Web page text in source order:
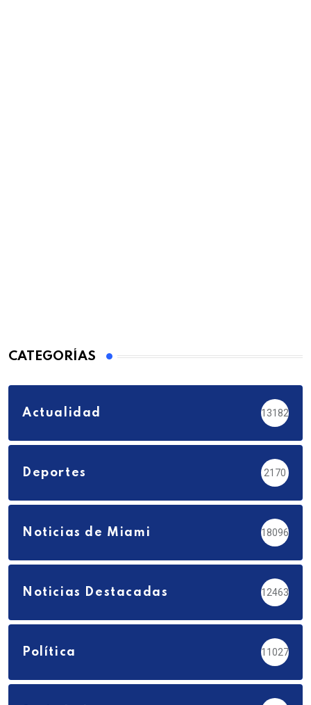
CATEGORÍAS
Actualidad 13182
Deportes 2170
Noticias de Miami 18096
Noticias Destacadas 12463
Política 11027